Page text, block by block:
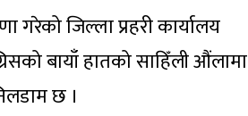
जिल्ला प्रहरी कार्यालय
बायाँ हातको साहिँली औंलामा
छ ।